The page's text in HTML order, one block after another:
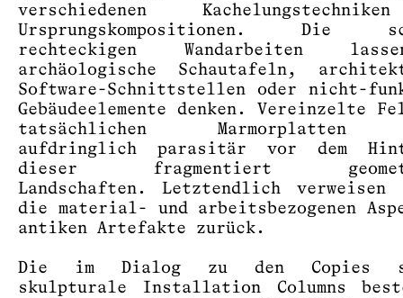
verschiedenen
Ursprungskompositionen. Die
rechteckigen Wandarbeiten
archäologische Schautafeln,
Software-Schnittstellen oder nicht-
Gebäudeelemente denken. Vereinzelte
tatsächlichen Marmorplatten
aufdringlich parasitär vor dem
dieser fragmentiert
Landschaften. Letztendlich
die material- und arbeitsbezogenen
antiken Artefakte zurück.
Die im Dialog zu den Copies
skulpturale Installation Columns